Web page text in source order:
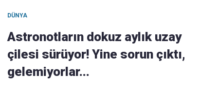
DÜNYA
Astronotların dokuz aylık uzay
çilesi sürüyor! Yine sorun çıktı,
gelemiyorlar...